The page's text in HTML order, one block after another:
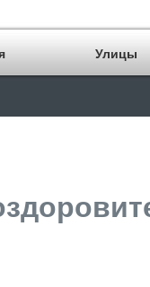
Улицы